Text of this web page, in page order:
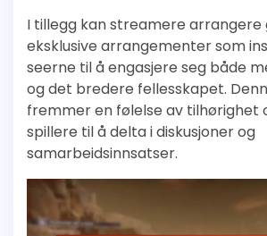
I tillegg kan streamere arrangere
eksklusive arrangementer som
seerne til å engasjere seg både
og det bredere fellesskapet.
fremmer en følelse av tilhørighet
spillere til å delta i diskusjoner og
samarbeidsinnsatser.